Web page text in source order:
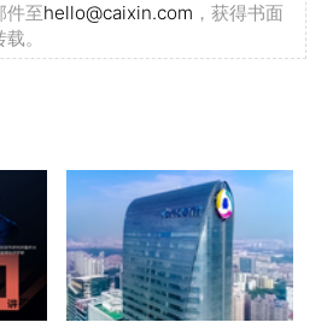
件至hello@caixin.com ，获得书面
。